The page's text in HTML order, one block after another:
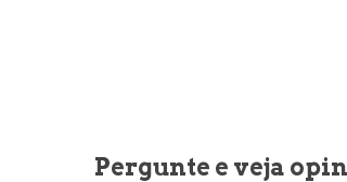
Pergunte e veja